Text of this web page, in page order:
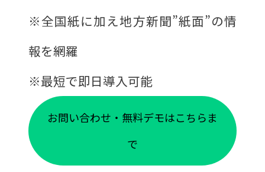
※全国紙に加え地方新聞”紙面”の情
報を網羅
※最短で即日導入可能
お問い合わせ・無料デモはこちらま
で